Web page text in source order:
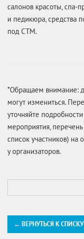
салонов красоты,спа-
и педикюра, средства
под СТМ.
*Обращаем внимание:
могут измениться.
уточняйте
мероприятия,
список участников) на
у организаторов.
← ВЕРНУТЬСЯ К СПИСКУ